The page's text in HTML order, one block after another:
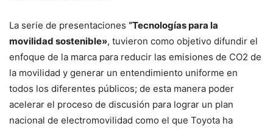
La serie de presentaciones “Tecnologías para la
movilidad sostenible», tuvieron como objetivo difundir el
enfoque de la marca para reducir las emisiones de CO2 de
la movilidad y generar un entendimiento uniforme en
todos los diferentes públicos; de esta manera poder
acelerar el proceso de discusión para lograr un plan
nacional de electromovilidad como el que Toyota ha